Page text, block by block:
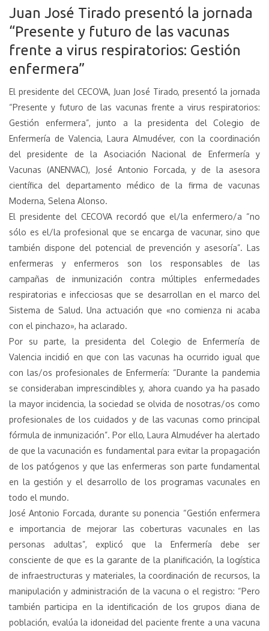
Juan José Tirado presentó la jornada
“Presente y futuro de las vacunas
frente a virus respiratorios: Gestión
enfermera”
El presidente del CECOVA, Juan José Tirado, presentó la jornada
“Presente y futuro de las vacunas frente a virus respiratorios:
Gestión enfermera”, junto a la presidenta del Colegio de
Enfermería de Valencia, Laura Almudéver, con la coordinación
del presidente de la Asociación Nacional de Enfermería y
Vacunas (ANENVAC), José Antonio Forcada, y de la asesora
científica del departamento médico de la firma de vacunas
Moderna, Selena Alonso.
El presidente del CECOVA recordó que el/la enfermero/a “no
sólo es el/la profesional que se encarga de vacunar, sino que
también dispone del potencial de prevención y asesoría”. Las
enfermeras y enfermeros son los responsables de las
campañas de inmunización contra múltiples enfermedades
respiratorias e infecciosas que se desarrollan en el marco del
Sistema de Salud. Una actuación que «no comienza ni acaba
con el pinchazo», ha aclarado.
Por su parte, la presidenta del Colegio de Enfermería de
Valencia incidió en que con las vacunas ha ocurrido igual que
con las/os profesionales de Enfermería: “Durante la pandemia
se consideraban imprescindibles y, ahora cuando ya ha pasado
la mayor incidencia, la sociedad se olvida de nosotras/os como
profesionales de los cuidados y de las vacunas como principal
fórmula de inmunización”. Por ello, Laura Almudéver ha alertado
de que la vacunación es fundamental para evitar la propagación
de los patógenos y que las enfermeras son parte fundamental
en la gestión y el desarrollo de los programas vacunales en
todo el mundo.
José Antonio Forcada, durante su ponencia “Gestión enfermera
e importancia de mejorar las coberturas vacunales en las
personas adultas”, explicó que la Enfermería debe ser
consciente de que es la garante de la planificación, la logística
de infraestructuras y materiales, la coordinación de recursos, la
manipulación y administración de la vacuna o el registro: “Pero
también participa en la identificación de los grupos diana de
población, evalúa la idoneidad del paciente frente a una vacuna